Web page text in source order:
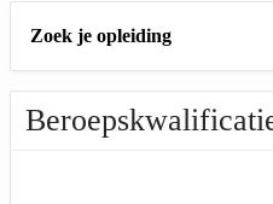
Zoek je opleiding